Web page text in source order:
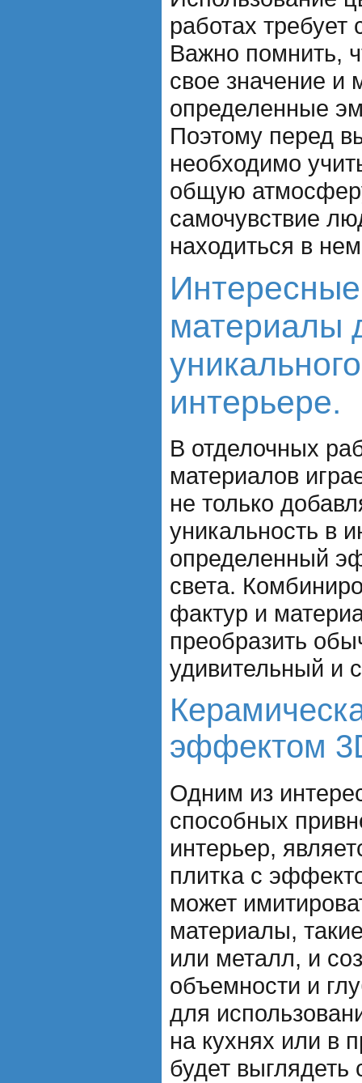
работах
Важно помнить,
свое значение и
определенные
Поэтому перед
необходимо
общую
самочувствие
находиться в
материалы
интерьере.
В отделочных
материалов
не только
уникальность в
определенный
света.
фактур и
преобразить
удивительный и
эффектом
Одним из
способных
интерьер,
плитка с
может
материалы,
или металл, и
объемности и
для
на кухнях или в
будет